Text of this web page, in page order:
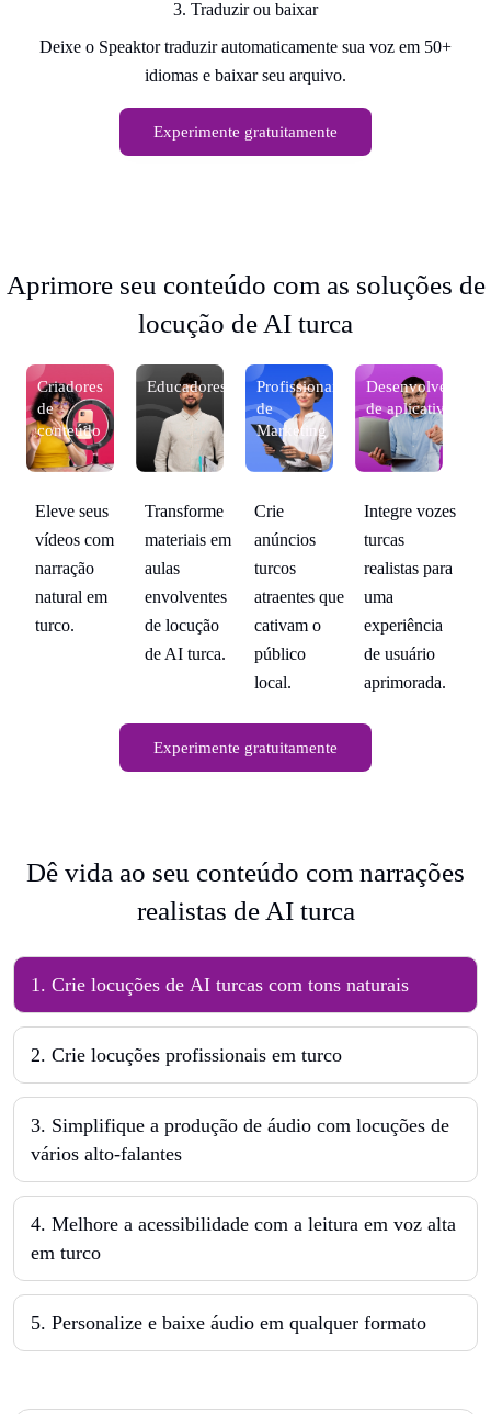
3. Traduzir ou baixar
Deixe o Speaktor traduzir automaticamente sua voz em 50+
idiomas e baixar seu arquivo.
Experimente gratuitamente
Aprimore seu conteúdo com as soluções de
locução de AI turca
Criadores
de
conteúdo
Eleve seus
vídeos com
narração
natural em
turco.
Educadores
Transforme
materiais em
aulas
envolventes
de locução
de AI turca.
Profissionais
de
Marketing
Crie
anúncios
turcos
atraentes que
cativam o
público
local.
Desenvolvedores
de aplicativos
Integre vozes
turcas
realistas para
uma
experiência
de usuário
aprimorada.
Experimente gratuitamente
Dê vida ao seu conteúdo com narrações
realistas de AI turca
1. Crie locuções de AI turcas com tons naturais
2. Crie locuções profissionais em turco
3. Simplifique a produção de áudio com locuções de
vários alto-falantes
4. Melhore a acessibilidade com a leitura em voz alta
em turco
5. Personalize e baixe áudio em qualquer formato